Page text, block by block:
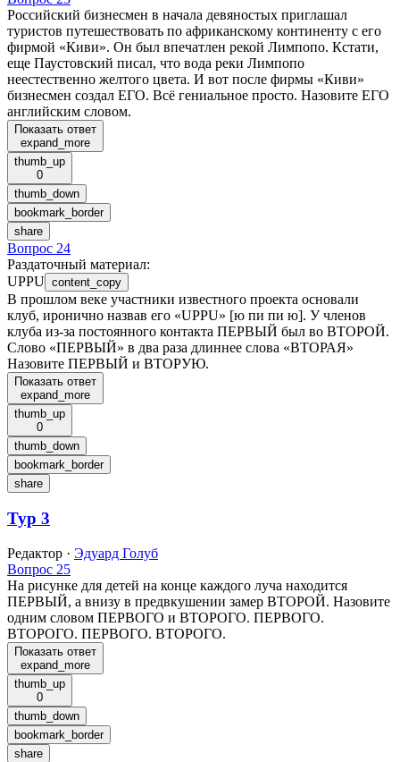
Российский бизнесмен в начала девяностых приглашал
туристов путешествовать по африканскому континенту с его
фирмой «Киви». Он был впечатлен рекой Лимпопо. Кстати,
еще Паустовский писал, что вода реки Лимпопо
неестественно желтого цвета. И вот после фирмы «Киви»
бизнесмен создал ЕГО. Всё гениальное просто. Назовите ЕГО
английским словом.
Показать ответ
expand_more
thumb_up
0
thumb_down
bookmark_border
share
Вопрос 24
Раздаточный материал:
UPPU content_copy
В прошлом веке участники известного проекта основали
клуб, иронично назвав его «UPPU» [ю пи пи ю]. У членов
клуба из-за постоянного контакта ПЕРВЫЙ был во ВТОРОЙ.
Слово «ПЕРВЫЙ» в два раза длиннее слова «ВТОРАЯ»
Назовите ПЕРВЫЙ и ВТОРУЮ.
Показать ответ
expand_more
thumb_up
0
thumb_down
bookmark_border
share
Тур 3
Редактор · Эдуард Голуб
Вопрос 25
На рисунке для детей на конце каждого луча находится
ПЕРВЫЙ, а внизу в предвкушении замер ВТОРОЙ. Назовите
одним словом ПЕРВОГО и ВТОРОГО. ПЕРВОГО.
ВТОРОГО. ПЕРВОГО. ВТОРОГО.
Показать ответ
expand_more
thumb_up
0
thumb_down
bookmark_border
share